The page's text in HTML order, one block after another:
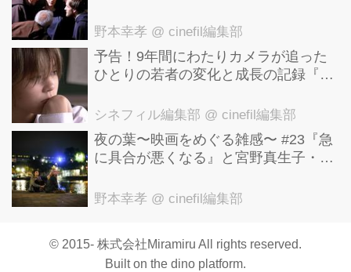
野本幸孝 @ cinefil編集部
予告！9年間にわたりカメラが追った
ひとりの若者の変化と成長の記録『ぼ
実の9年間』
シネフィル編集部 @ cinefil編集部
夜の葉〜映画をめぐる雑感〜 #23『急
に具合が悪くなる』と宮野真生子・磯
野本幸孝 @ cinefil編集部
© 2015- 株式会社Miramiru All rights reserved.
Built on the dino platform.